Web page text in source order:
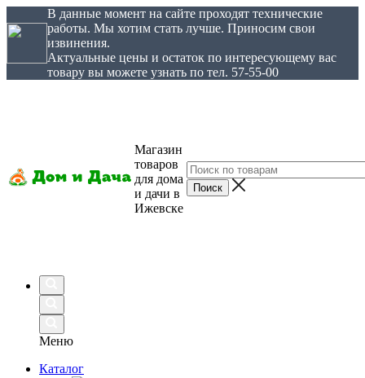
В данные момент на сайте проходят технические
работы. Мы хотим стать лучше. Приносим свои
извинения.
Актуальные цены и остаток по интересующему вас
товару вы можете узнать по тел. 57-55-00
Магазин
товаров
для дома
и дачи в
Ижевске
Меню
Каталог